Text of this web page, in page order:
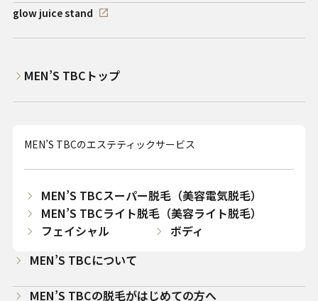
glow juice stand
MEN’S TBCトップ
MEN’S TBCのエステティックサービス
MEN’S TBCスーパー脱毛（美容電気脱毛）
MEN’S TBCライト脱毛（美容ライト脱毛）
フェイシャル
ボディ
MEN’S TBCについて
MEN’S TBCの脱毛がはじめての方へ